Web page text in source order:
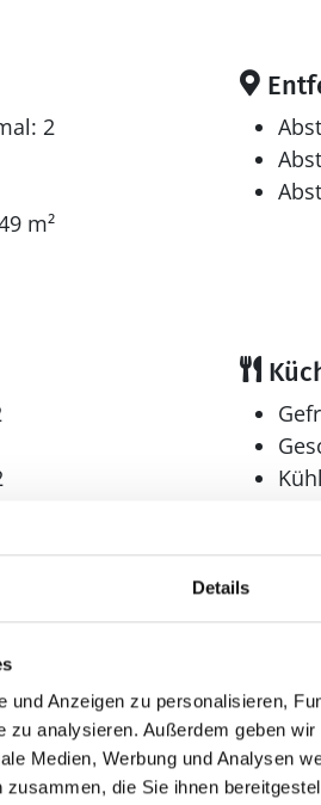
Details
und Anzeigen zu personalisieren,
zu analysieren. Außerdem geben
Medien, Werbung und Analysen
die Sie ihnen
2
m²